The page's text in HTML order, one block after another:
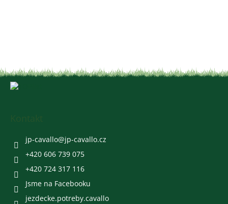
jp-cavallo@jp-cavallo.cz
+420 606 739 075
+420 724 317 116
Jsme na Facebooku
jezdecke.potreby.cavallo